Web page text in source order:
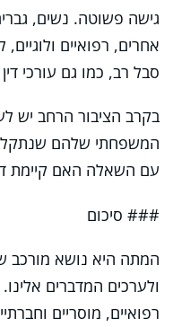
גישה פשוטה. נשים,
אחרים, רפואיים
סבל רב, כמו גם עורכי
בקרב הציבור הרחב יש
המשפחתי שלהם שנתקלו
עם השאלה האם קיימת
### סיכום
המתה היא נושא מורכב
ולערכים המדברים
רפואיים, מוסריים